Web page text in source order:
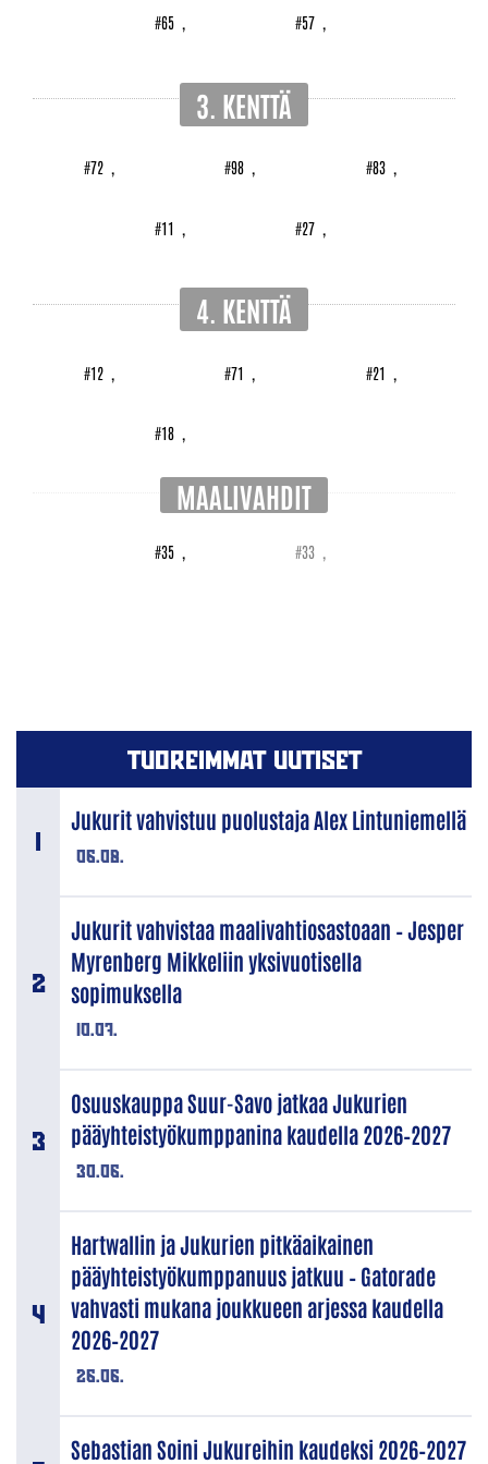
#65 #57
3. KENTTÄ
#72 #98 #83
#11 #27
4. KENTTÄ
#12 #71 #21
#18
MAALIVAHDIT
#35 #33
TUOREIMMAT UUTISET
06.08.
Jukurit vahvistuu puolustaja Alex Lintuniemellä
10.07.
Jukurit vahvistaa maalivahtiosastoaan – Jesper
Myrenberg Mikkeliin yksivuotisella
sopimuksella
30.06.
Osuuskauppa Suur-Savo jatkaa Jukurien
pääyhteistyökumppanina kaudella 2026–2027
26.06.
Hartwallin ja Jukurien pitkäaikainen
pääyhteistyökumppanuus jatkuu – Gatorade
vahvasti mukana joukkueen arjessa kaudella
2026–2027
Sebastian Soini Jukureihin kaudeksi 2026–2027